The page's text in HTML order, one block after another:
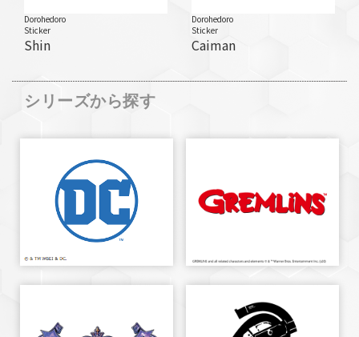
Dorohedoro
Sticker
Shin
Dorohedoro
Sticker
Caiman
シリーズから探す